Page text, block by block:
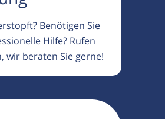
Benötigen Sie
Hilfe? Rufen
wir beraten Sie gerne!